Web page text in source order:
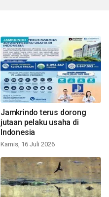
Jamkrindo terus dorong
jutaan pelaku usaha di
Indonesia
Kamis, 16 Juli 2026